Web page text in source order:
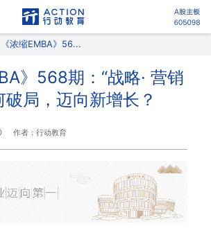
《浓缩EMBA》56...
》568期：“战略· 营销
破局，迈向新增长？
作者：行动教育